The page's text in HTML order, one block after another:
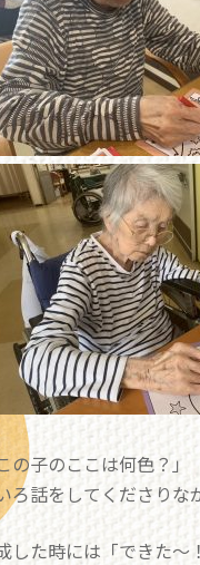
この子のここは何色？
ろ話をしてくださり
した時には「できた